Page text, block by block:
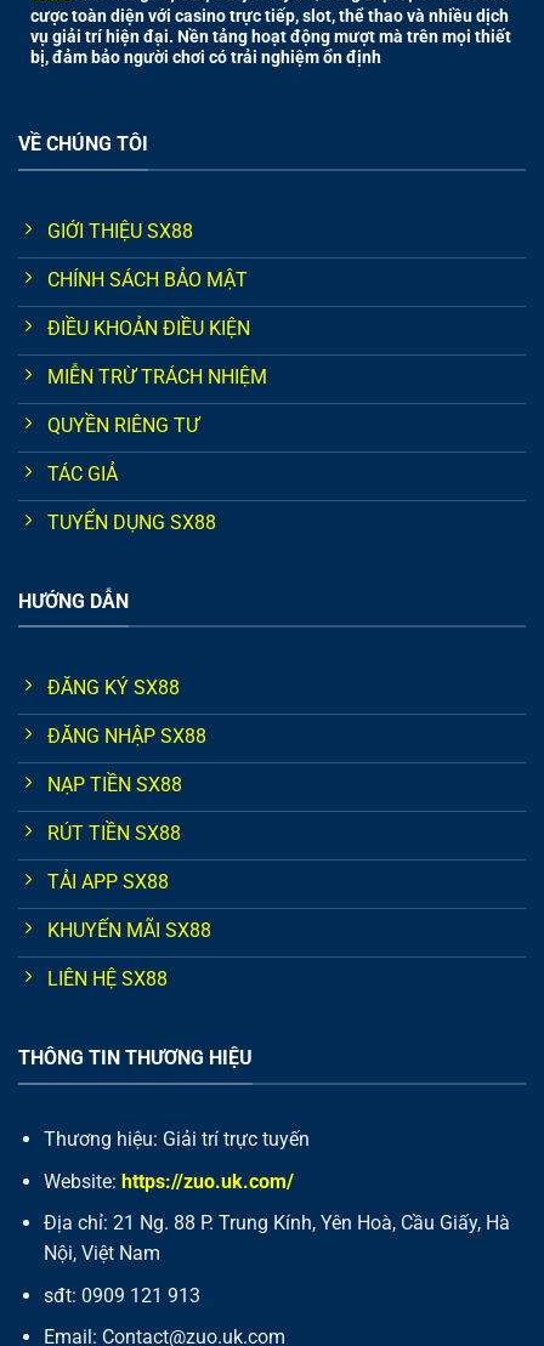
cược toàn diện với casino trực tiếp, slot, thể thao và nhiều dịch
vụ giải trí hiện đại. Nền tảng hoạt động mượt mà trên mọi thiết
bị, đảm bảo người chơi có trải nghiệm ổn định
VỀ CHÚNG TÔI
GIỚI THIỆU SX88
CHÍNH SÁCH BẢO MẬT
ĐIỀU KHOẢN ĐIỀU KIỆN
MIỄN TRỪ TRÁCH NHIỆM
QUYỀN RIÊNG TƯ
TÁC GIẢ
TUYỂN DỤNG SX88
HƯỚNG DẪN
ĐĂNG KÝ SX88
ĐĂNG NHẬP SX88
NẠP TIỀN SX88
RÚT TIỀN SX88
TẢI APP SX88
KHUYẾN MÃI SX88
LIÊN HỆ SX88
THÔNG TIN THƯƠNG HIỆU
Thương hiệu: Giải trí trực tuyến
Website: https://zuo.uk.com/
Địa chỉ: 21 Ng. 88 P. Trung Kính, Yên Hoà, Cầu Giấy, Hà
Nội, Việt Nam
sđt: 0909 121 913
Email: Contact@zuo.uk.com